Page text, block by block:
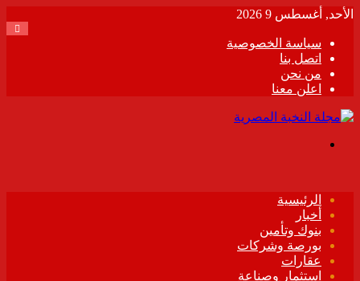
الأحد, أغسطس 9 2026
سياسة الخصوصية
اتصل بنا
من نحن
اعلن معنا
الرئيسية
أخبار
بنوك وتأمين
بورصة وشركات
عقارات
استثمار وصناعة